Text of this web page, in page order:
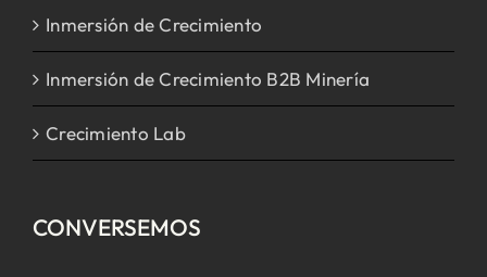
Inmersión de Crecimiento
Inmersión de Crecimiento B2B Minería
Crecimiento Lab
CONVERSEMOS